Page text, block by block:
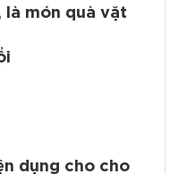
là món quà vặt
dụng cho cho